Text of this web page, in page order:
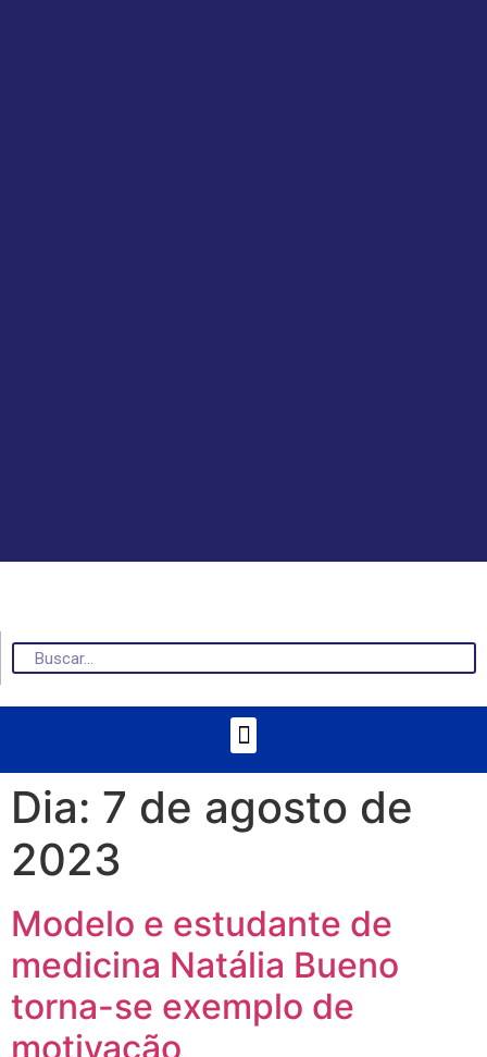
Dia: 7 de agosto de
2023
Modelo e estudante de
medicina Natália Bueno
torna-se exemplo de
motivação